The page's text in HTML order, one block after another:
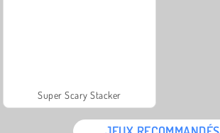
Super Scary Stacker